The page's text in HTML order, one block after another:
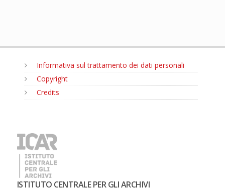
Informativa sul trattamento dei dati personali
Copyright
Credits
ISTITUTO CENTRALE PER GLI ARCHIVI